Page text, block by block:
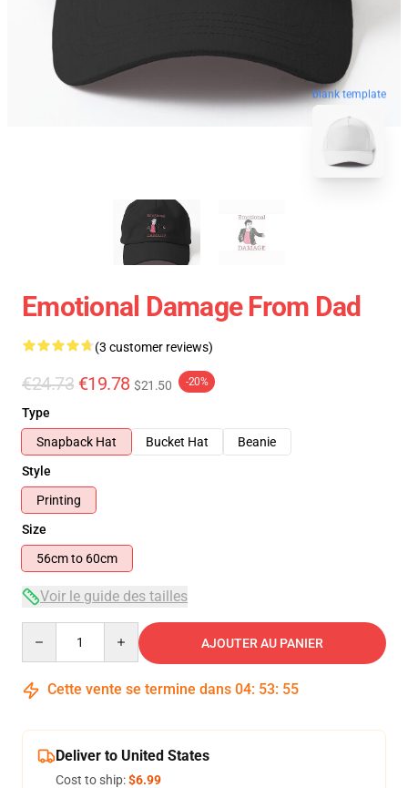
blank template
Emotional Damage From Dad
(3 customer reviews)
€24.73 €19.78 $21.50 -20%
Type
Snapback Hat
Bucket Hat
Beanie
Style
Printing
Size
56cm to 60cm
Voir le guide des tailles
AJOUTER AU PANIER
Cette vente se termine dans 04: 53: 54
Deliver to United States
Cost to ship:$6.99